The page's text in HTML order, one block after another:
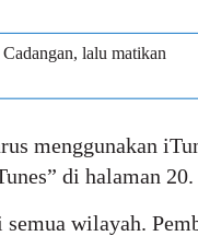
lalu matikan
menggunakan
di halaman 20.
wilayah.